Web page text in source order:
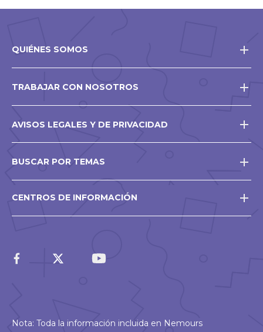
QUIÉNES SOMOS
TRABAJAR CON NOSOTROS
AVISOS LEGALES Y DE PRIVACIDAD
BUSCAR POR TEMAS
CENTROS DE INFORMACIÓN
Nota: Toda la información incluida en Nemours